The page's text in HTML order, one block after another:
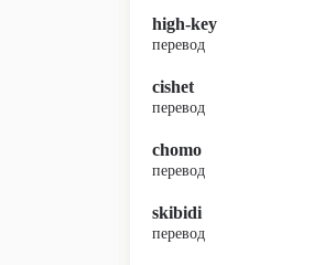
high-key
перевод
cishet
перевод
chomo
перевод
skibidi
перевод